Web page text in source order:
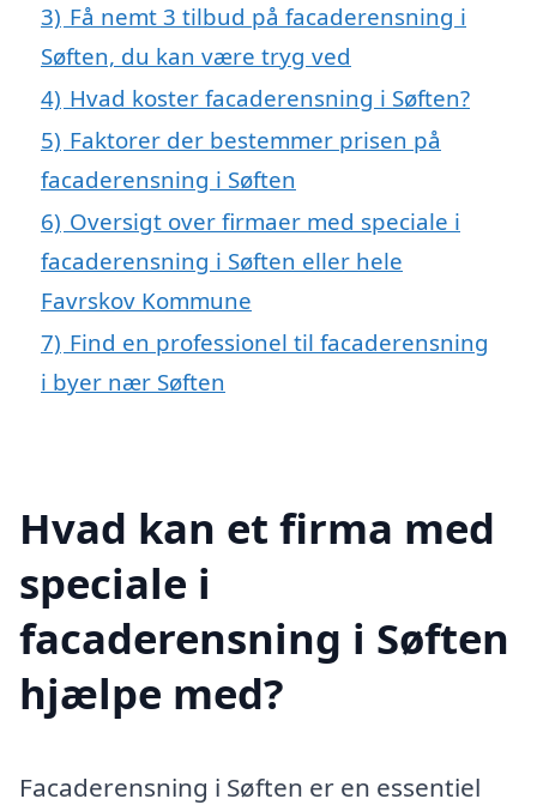
3) Få nemt 3 tilbud på facaderensning i
Søften, du kan være tryg ved
4) Hvad koster facaderensning i Søften?
5) Faktorer der bestemmer prisen på
facaderensning i Søften
6) Oversigt over firmaer med speciale i
facaderensning i Søften eller hele
Favrskov Kommune
7) Find en professionel til facaderensning
i byer nær Søften
Hvad kan et firma med
speciale i
facaderensning i Søften
hjælpe med?
Facaderensning i Søften er en essentiel